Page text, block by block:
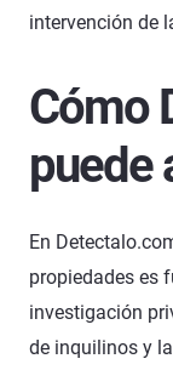
intervención de
Cómo
puede
En
propiedades es
investigación
de inquilinos y